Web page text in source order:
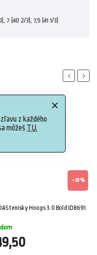
z každého
môžeš TU.
7 (40 2/3), 7,5 (41 1/3)
Previous
–29 %
tenisky Hoops 3.0 Bold ID8691
Next